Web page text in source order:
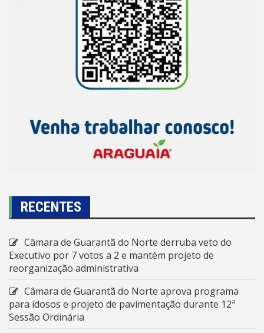
RECENTES
Câmara de Guarantã do Norte derruba veto do
Executivo por 7 votos a 2 e mantém projeto de
reorganização administrativa
Câmara de Guarantã do Norte aprova programa
para idosos e projeto de pavimentação durante 12ª
Sessão Ordinária